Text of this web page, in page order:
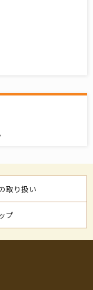
取り扱い
プ